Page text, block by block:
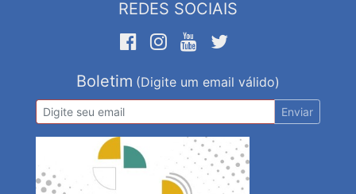
REDES SOCIAIS
Boletim (Digite um email válido)
Enviar